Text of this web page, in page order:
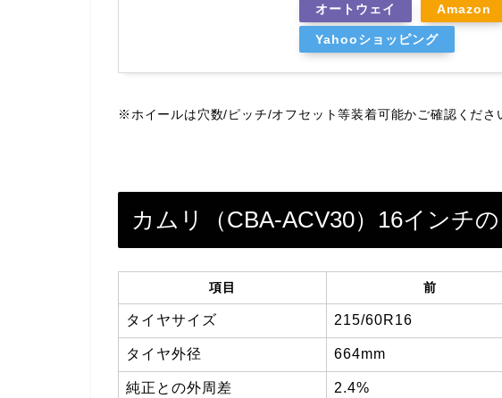
オートウェイ Amazon
Yahooショッピング
※ホイールは穴数/ピッチ/オフセット等装着可能かご確認くださ
カムリ（CBA-ACV30）16インチ
項目 前
タイヤサイズ 215/60R16
タイヤ外径 664mm
純正との外周差 2.4%